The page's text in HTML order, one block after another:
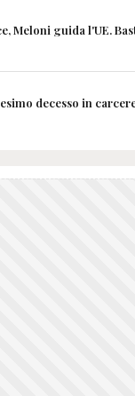
Meloni guida l'UE.
decesso in